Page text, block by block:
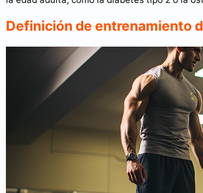
Definición de entrenamiento